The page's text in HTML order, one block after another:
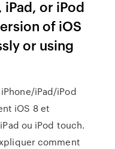
or iPod
of iOS
or using
iPad/iPod
iOS 8 et
ou iPod touch.
comment